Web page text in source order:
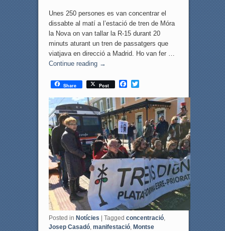
Unes 250 persones es van concentrar el
dissabte al matí a l’estació de tren de Móra
la Nova on van tallar la R-15 durant 20
minuts aturant un tren de passatgers que
viatjava en direcció a Madrid. Ho van fer …
Continue reading →
Share Post
F
c
e
b
o
o
k
T
i
t
t
e
r
Posted in Notícies Tagged concentració,
Josep Casadó, manifestació, Montse